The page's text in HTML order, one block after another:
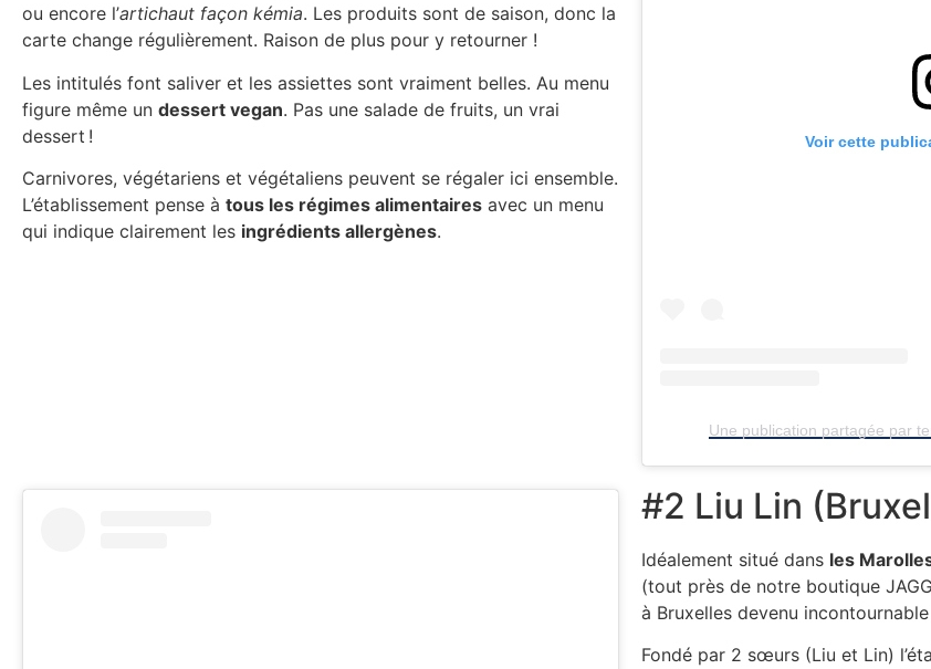
ou encore l’artichaut façon kémia. Les produits sont de saison, donc la
carte change régulièrement. Raison de plus pour y retourner !
Les intitulés font saliver et les assiettes sont vraiment belles. Au menu
figure même un dessert vegan. Pas une salade de fruits, un vrai
dessert !
Carnivores, végétariens et végétaliens peuvent se régaler ici ensemble.
L’établissement pense à tous les régimes alimentaires avec un menu
qui indique clairement les ingrédients allergènes.
Voir cette
Une publication partagée par
#2 Liu Lin
Idéalement situé dans les
(tout près de notre boutique
à Bruxelles devenu incontournable
Fondé par 2 sœurs (Liu et Lin)